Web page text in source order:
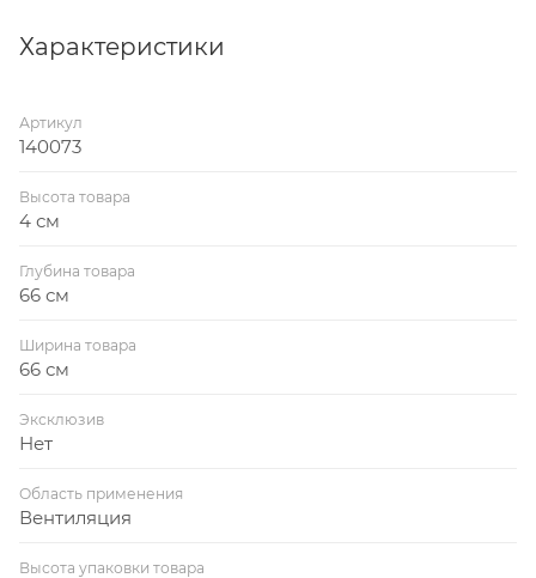
Характеристики
Артикул
140073
Высота товара
4 см
Глубина товара
66 см
Ширина товара
66 см
Эксклюзив
Нет
Область применения
Вентиляция
Высота упаковки товара